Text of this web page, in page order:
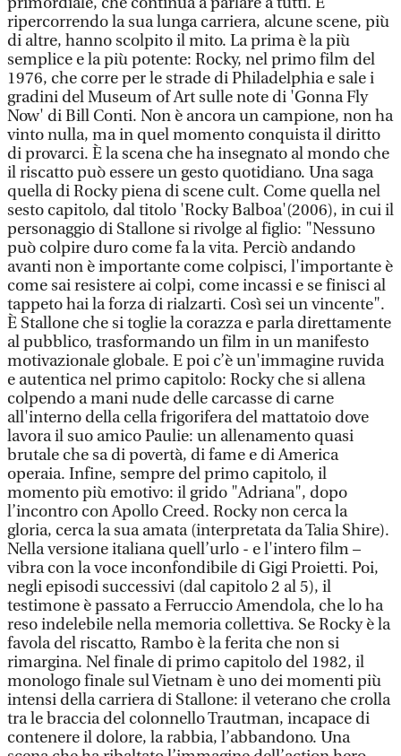
ripercorrendo la sua lunga carriera, alcune scene, più
di altre, hanno scolpito il mito. La prima è la più
semplice e la più potente: Rocky, nel primo film del
1976, che corre per le strade di Philadelphia e sale i
gradini del Museum of Art sulle note di 'Gonna Fly
Now' di Bill Conti. Non è ancora un campione, non ha
vinto nulla, ma in quel momento conquista il diritto
di provarci. È la scena che ha insegnato al mondo che
il riscatto può essere un gesto quotidiano. Una saga
quella di Rocky piena di scene cult. Come quella nel
sesto capitolo, dal titolo 'Rocky Balboa'(2006), in cui il
personaggio di Stallone si rivolge al figlio: "Nessuno
può colpire duro come fa la vita. Perciò andando
avanti non è importante come colpisci, l'importante è
come sai resistere ai colpi, come incassi e se finisci al
tappeto hai la forza di rialzarti. Così sei un vincente".
È Stallone che si toglie la corazza e parla direttamente
al pubblico, trasformando un film in un manifesto
motivazionale globale. E poi c’è un'immagine ruvida
e autentica nel primo capitolo: Rocky che si allena
colpendo a mani nude delle carcasse di carne
all'interno della cella frigorifera del mattatoio dove
lavora il suo amico Paulie: un allenamento quasi
brutale che sa di povertà, di fame e di America
operaia. Infine, sempre del primo capitolo, il
momento più emotivo: il grido "Adriana", dopo
l’incontro con Apollo Creed. Rocky non cerca la
gloria, cerca la sua amata (interpretata da Talia Shire).
Nella versione italiana quell’urlo - e l'intero film –
vibra con la voce inconfondibile di Gigi Proietti. Poi,
negli episodi successivi (dal capitolo 2 al 5), il
testimone è passato a Ferruccio Amendola, che lo ha
reso indelebile nella memoria collettiva. Se Rocky è la
favola del riscatto, Rambo è la ferita che non si
rimargina. Nel finale di primo capitolo del 1982, il
monologo finale sul Vietnam è uno dei momenti più
intensi della carriera di Stallone: il veterano che crolla
tra le braccia del colonnello Trautman, incapace di
contenere il dolore, la rabbia, l’abbandono. Una